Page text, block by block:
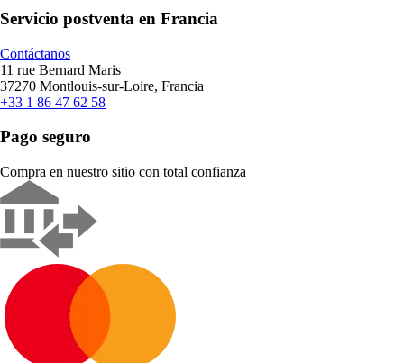
Servicio postventa en Francia
Contáctanos
11 rue Bernard Maris
37270 Montlouis-sur-Loire, Francia
+33 1 86 47 62 58
Pago seguro
Compra en nuestro sitio con total confianza